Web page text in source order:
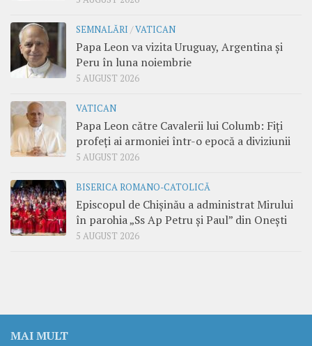
SEMNALĂRI /VATICAN
Papa Leon va vizita Uruguay, Argentina și
Peru în luna noiembrie
5 AUGUST 2026
VATICAN
Papa Leon către Cavalerii lui Columb: Fiți
profeți ai armoniei într-o epocă a diviziunii
5 AUGUST 2026
BISERICA ROMANO-CATOLICĂ
Episcopul de Chișinău a administrat Mirului
în parohia „Ss Ap Petru și Paul” din Onești
5 AUGUST 2026
MAI MULT